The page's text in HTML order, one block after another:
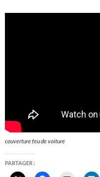
couverture feu de voiture
PARTAGER :